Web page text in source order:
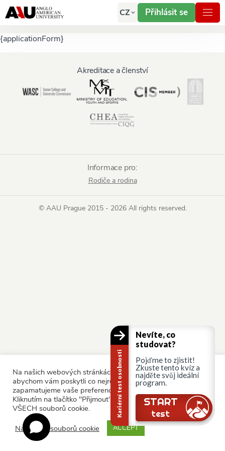
CZ Přihlásit se
{applicationForm}
Akreditace a členství
Informace pro:
Rodiče a rodina
© AAU Prague 2015 - 2026 All rights reserved.
Na našich webových stránkách používáme soubory cookie,
abychom vám poskytli co nejrelevantnější služby tím, že si
zapamatujeme vaše preference a opakované návštěvy.
Kliknutím na tlačítko "Přijmout" souhlasíte s používáním
VŠECH souborů cookie.
Nastavení souborů cookie
ACCEPT
Kariérní test osobnosti
Nevíte, co
studovat?
Pojďme to zjistit!
Zkuste tento kvíz a
najděte svůj ideální
program.
START
test